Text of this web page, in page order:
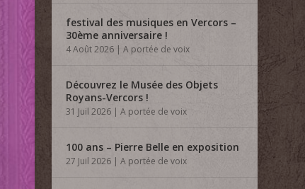
festival des musiques en Vercors –
30ème anniversaire !
4 Août 2026 |A portée de voix
Découvrez le Musée des Objets
Royans-Vercors !
31 Juil 2026 |A portée de voix
100 ans – Pierre Belle en exposition
27 Juil 2026 |A portée de voix